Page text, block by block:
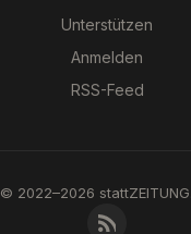
Unterstützen
Anmelden
RSS-Feed
© 2022–2026